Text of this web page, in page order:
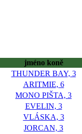
jméno koně
THUNDER BAY, 3
ARITMIE, 6
MONO PIŠTA, 3
EVELIN, 3
VLÁSKA, 3
JORCAN, 3